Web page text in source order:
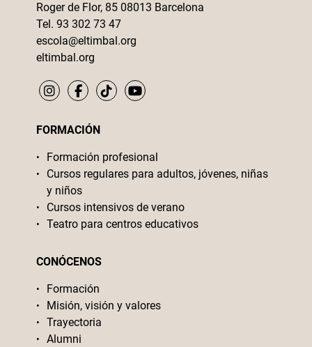
Roger de Flor, 85 08013 Barcelona
Tel. 93 302 73 47
escola@eltimbal.org
eltimbal.org
FORMACIÓN
Formación profesional
Cursos regulares para adultos, jóvenes, niñas
y niños
Cursos intensivos de verano
Teatro para centros educativos
CONÓCENOS
Formación
Misión, visión y valores
Trayectoria
Alumni